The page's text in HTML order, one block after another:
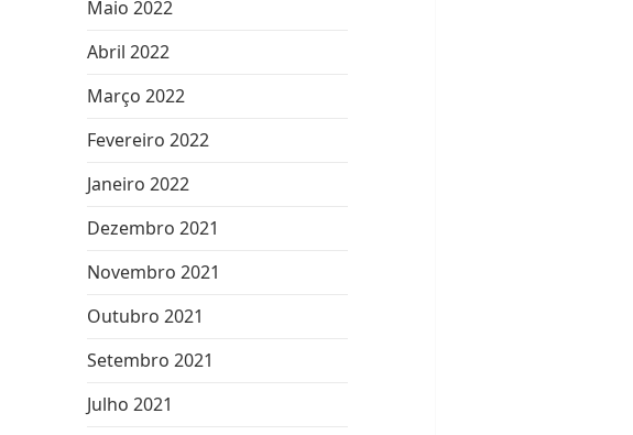
Maio 2022
Abril 2022
Março 2022
Fevereiro 2022
Janeiro 2022
Dezembro 2021
Novembro 2021
Outubro 2021
Setembro 2021
Julho 2021